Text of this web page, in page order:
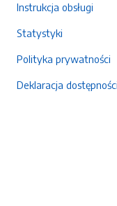
Instrukcja obsługi
Statystyki
Polityka prywatności
Deklaracja dostępności